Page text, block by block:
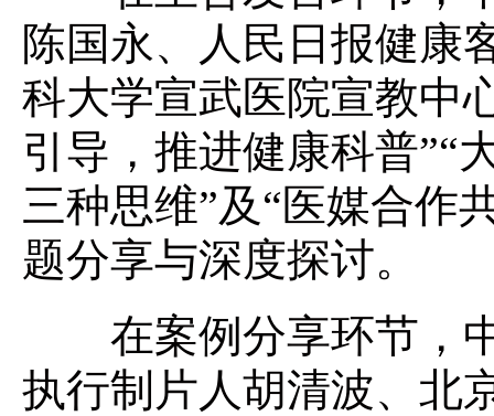
陈国永、人民日报健康
科大学宣武医院宣教中
引导，推进健康科普”“
三种思维”及“医媒合作
题分享与深度探讨。
在案例分享环节，中
执行制片人胡清波、北